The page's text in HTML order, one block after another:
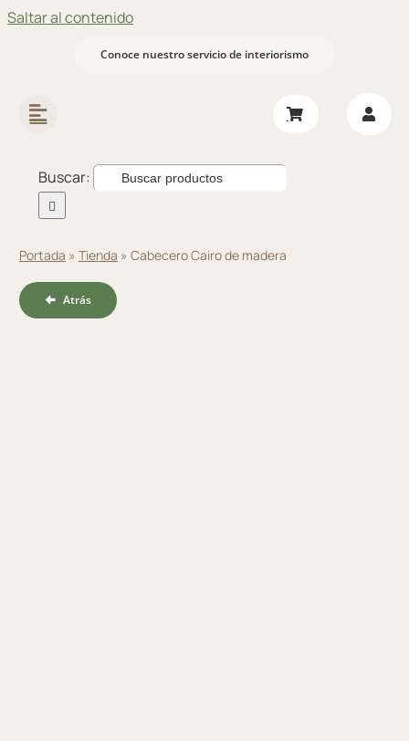
Saltar al contenido
Conoce nuestro servicio de interiorismo
Buscar:
Portada » Tienda » Cabecero Cairo de madera
Atrás